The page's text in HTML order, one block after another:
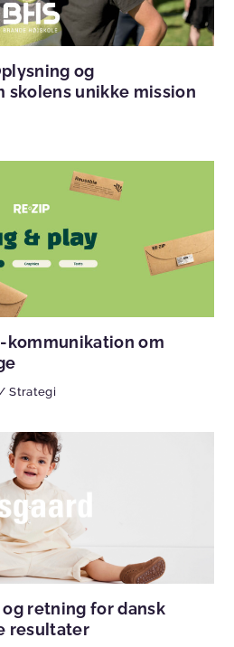
og
skolens unikke mission
kommunikation om
Strategi
retning for dansk
resultater